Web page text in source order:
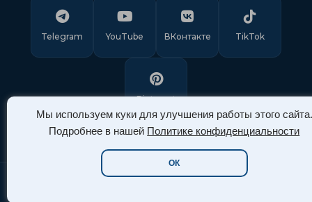
Мы используем куки для улучшения работы этого сайта.
Подробнее в нашей Политике конфиденциальности
ОК
Telegram YouTube ВКонтакте TikTok
Pinterest